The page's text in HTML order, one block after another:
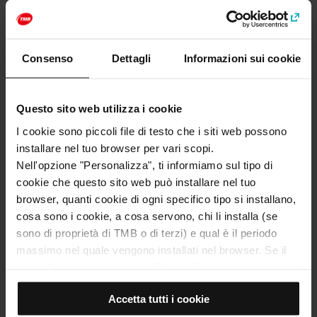
Consenso Dettagli Informazioni sui cookie
Questo sito web utilizza i cookie
I cookie sono piccoli file di testo che i siti web possono
installare nel tuo browser per vari scopi.
Nell'opzione "Personalizza", ti informiamo sul tipo di
cookie che questo sito web può installare nel tuo
browser, quanti cookie di ogni specifico tipo si installano,
cosa sono i cookie, a cosa servono, chi li installa (se
sono di proprietà di TMB o di terzi) e qual è il periodo
massimo nel quale vengono installati nel browser. Se il
installa alcun cookie di questo tipo.
Se scegli l'opzione "Accetta tutti i cookie", consenti
Accetta tutti i cookie
Musei e storia
Come arrivare a: Museo del Modernismo
catalano di Barcellona
Indirizzo
Carrer de Balmes, 48